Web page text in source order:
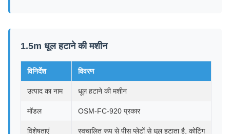
1.5m धूल हटाने की मशीन
विनिर्देश विवरण
उत्पाद का नाम धूल हटाने की मशीन
मॉडल OSM-FC-920 प्रकार
विशेषताएं
स्वचालित रूप से पीस प्लेटों से धूल हटाता है, कोटिंग